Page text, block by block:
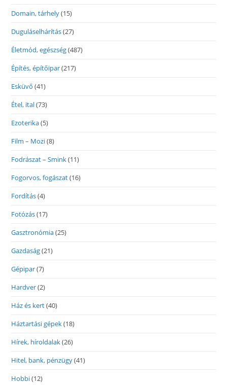
Domain, tárhely(15)
Duguláselhárítás(27)
Életmód, egészség(487)
Építés, építőipar(217)
Esküvő (41)
Étel, ital(73)
Ezoterika(5)
Film – Mozi(8)
Fodrászat – Smink(11)
Fogorvos, fogászat(16)
Fordítás(4)
Fotózás(17)
Gasztronómia(25)
Gazdaság(21)
Gépipar(7)
Hardver(2)
Ház és kert(40)
Háztartási gépek(18)
Hírek, híroldalak(26)
Hitel, bank, pénzügy(41)
Hobbi(12)